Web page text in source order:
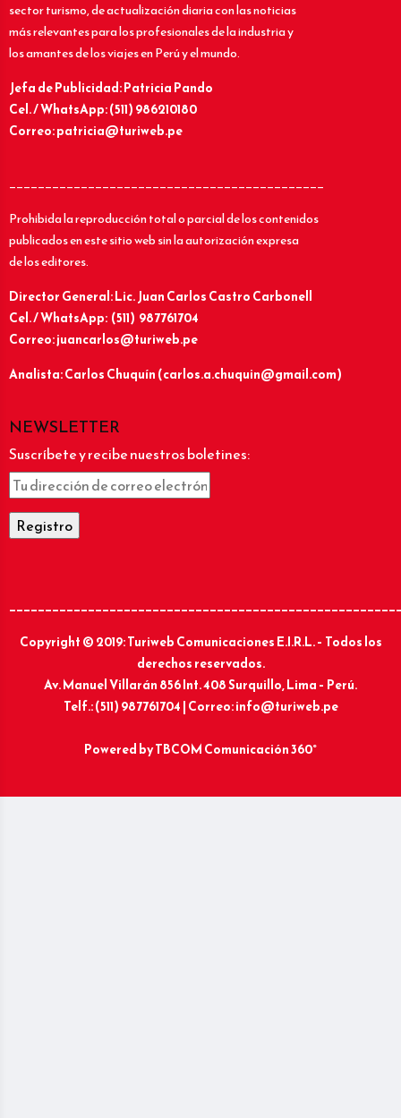
sector turismo, de actualización diaria con las noticias
más relevantes para los profesionales de la industria y
los amantes de los viajes en Perú y el mundo.
Jefa de Publicidad: Patricia Pando
Cel. / WhatsApp: (511) 986210180
Correo: patricia@turiweb.pe
____________________________________________
Prohibida la reproducción total o parcial de los contenidos
publicados en este sitio web sin la autorización expresa
de los editores.
Director General: Lic.Juan Carlos Castro Carbonell
Cel. / WhatsApp: (511) 987761704
Correo: juancarlos@turiweb.pe
Analista: Carlos Chuquín (carlos.a.chuquin@gmail.com)
NEWSLETTER
Suscríbete y recibe nuestros boletines:
Copyright © 2019: Turiweb Comunicaciones E.I.R.L. – Todos los
derechos reservados.
Av. Manuel Villarán 856 Int. 408 Surquillo, Lima – Perú.
Telf.: (511) 987761704 | Correo: info@turiweb.pe
Powered byTBCOM Comunicación 360°